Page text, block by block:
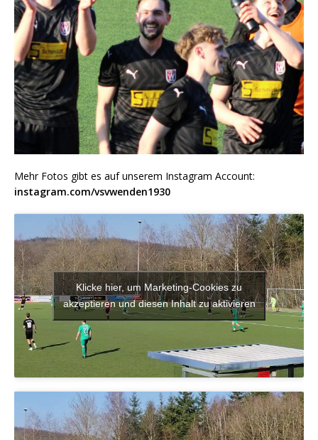
Mehr Fotos gibt es auf unserem Instagram Account:
instagram.com/vsvwenden1930
Klicke hier, um Marketing-Cookies zu
akzeptieren und diesen Inhalt zu aktivieren